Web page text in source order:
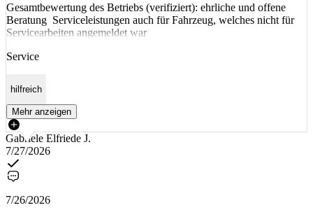
Gesamtbewertung des Betriebs (verifiziert): ehrliche und offene
Beratung Serviceleistungen auch für Fahrzeug, welches nicht für
Servicearbeiten angemeldet war
Service
hilfreich
Mehr anzeigen
Gabriele Elfriede J.
7/27/2026
7/26/2026